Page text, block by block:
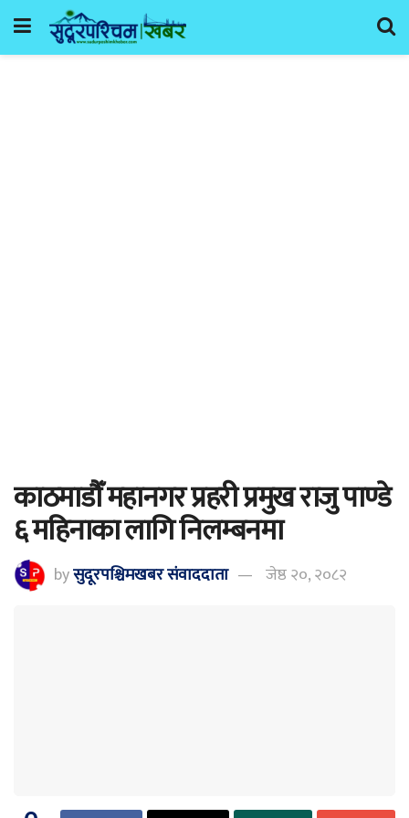
काठमाडौँ महानगर प्रहरी प्रमुख राजु पाण्डे
६ महिनाका लागि निलम्बनमा
byसुदूरपश्चिमखबर संंवाददाता जेष्ठ २०, २०८२